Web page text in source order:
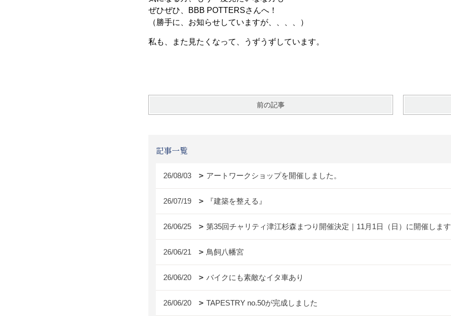
ぜひぜひ、BBB POTTERSさんへ！
（勝手に、お知らせしていますが、、、、）
私も、また見たくなって、うずうずしています。
前の記事
記事一覧
26/08/03 アートワークショップを開催しました。
26/07/19 『建築を整える』
26/06/25 第35回チャリティ津江杉森まつり開催決定｜11月1日（日）に開催します
26/06/21 鳥飼八幡宮
26/06/20 バイクにも素敵なイタ車あり
26/06/20 TAPESTRY no.50が完成しました